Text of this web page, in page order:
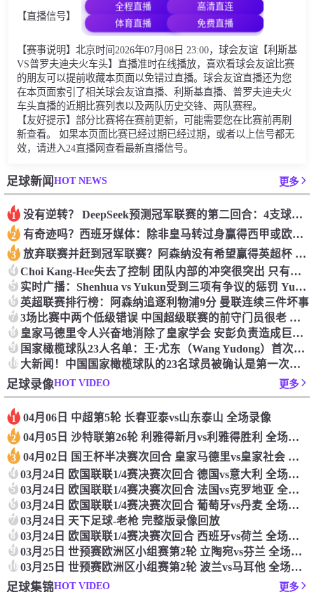
【直播信号】
全程直播 高清直连
体育直播 免费直播
【赛事说明】北京时间2026年07月08日 23:00，球会友谊【利斯基
VS普罗夫迪夫火车头】直播准时在线播放，喜欢看球会友谊比赛
的朋友可以提前收藏本页面以免错过直播。球会友谊直播还为您
在本页面索引了相关球会友谊直播、利斯基直播、普罗夫迪夫火
车头直播的近期比赛列表以及两队历史交锋、两队赛程。
【友好提示】部分比赛将在赛前更新，可能需要您在比赛前再刷
新查看。 如果本页面比赛已经过期已经过期，或者以上信号都无
效，请进入24直播网查看最新直播信号。
足球新闻HOT NEWS 更多
1 没有逆转？ DeepSeek预测冠军联赛的第二回合：4支球队在第一回合中获胜 枪手输了
2 有奇迹吗？西班牙媒体：除非皇马转过身赢得西甲或欧洲冠军
3 放弃联赛并赶到冠军联赛？阿森纳没有希望赢得英超杯 赢得欧洲冠军的可能性
4 Choi Kang-Hee失去了控制 团队内部的冲突很突出 只有一个人可以从水火中拯救崔孔
5 实时广播：Shenhua vs Yukun受到三项有争议的惩罚 Yukun将向中国足球联合会提出投诉
6 英超联赛排行榜：阿森纳追逐利物浦9分 曼联连续三件坏事
7 3场比赛中两个低级错误 中国超级联赛的前守门员很老 是时候让位了 最好的继任者出现
8 皇家马德里令人兴奋地消除了皇家学会 安彭负责造成巨大的灾难！
9 国家橄榄球队23人名单：王·尤东（Wang Yudong）首次被选为第11名 塞吉尼奥（Serginho）在名单上
10 大新闻！中国国家橄榄球队的23名球员被确认是第一次进入阵容
足球录像HOT VIDEO 更多
1 04月06日 中超第5轮 长春亚泰vs山东泰山 全场录像
2 04月05日 沙特联第26轮 利雅得新月vs利雅得胜利 全场录像
3 04月02日 国王杯半决赛次回合 皇家马德里vs皇家社会 全场录像
4 03月24日 欧国联联1/4赛决赛次回合 德国vs意大利 全场录像回放
5 03月24日 欧国联联1/4赛决赛次回合 法国vs克罗地亚 全场录像回放
6 03月24日 欧国联联1/4赛决赛次回合 葡萄牙vs丹麦 全场录像回放
7 03月24日 天下足球-老枪 完整版录像回放
8 03月24日 欧国联联1/4赛决赛次回合 西班牙vs荷兰 全场录像回放
9 03月25日 世预赛欧洲区小组赛第2轮 立陶宛vs芬兰 全场录像回放
10 03月25日 世预赛欧洲区小组赛第2轮 波兰vs马耳他 全场录像回放
足球集锦HOT VIDEO 更多